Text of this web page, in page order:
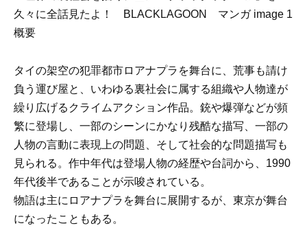
概要
タイの架空の犯罪都市ロアナプラを舞台に、荒事も請け
負う運び屋と、いわゆる裏社会に属する組織や人物達が
繰り広げるクライムアクション作品。銃や爆弾などが頻
繁に登場し、一部のシーンにかなり残酷な描写、一部の
人物の言動に表現上の問題、そして社会的な問題描写も
見られる。作中年代は登場人物の経歴や台詞から、1990
年代後半であることが示唆されている。
物語は主にロアナプラを舞台に展開するが、東京が舞台
になったこともある。